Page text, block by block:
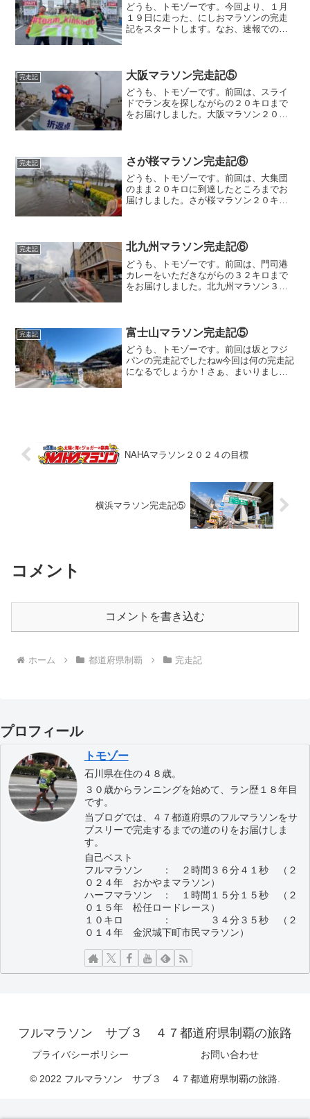
どうも、トモゾーです。今回より、１月
１９日に走った、にしおマラソンの完走
記をスタートします。なお、速報での結
であり、車で会場までは直...
完走記 大阪マラソン完走記⑤
どうも、トモゾーです。前回は、スライ
ドでラン友を探しながらの２０キロまで
をお届けしました。大阪マラソン２０キ
いるかまで分からなかった...
完走記 さが桜マラソン完走記⑥
どうも、トモゾーです。前回は、大集団
のまま２０キロに到達したところまでお
届けしました。さが桜マラソン２０キ
が、一人はペースを上げて前に...
完走記 北九州マラソン完走記⑥
どうも、トモゾーです。前回は、門司港
カレーをいただきながらの３２キロまで
をお届けしました。北九州マラソン３２
があるかわかりません。後...
完走記 富士山マラソン完走記⑤
どうも、トモゾーです。前回は坂とフジ
パンの完走記でしたねw今回は何の完走記
になるでしょうか！さぁ、まいりましょ
NAHAマラソン２０２４の目標
横浜マラソン完走記⑤
コメント
コメントを書き込む
ホーム 都道府県制覇 完走記
プロフィール
トモゾー
石川県在住の４８歳。
３０歳からランニングを始めて、ラン歴１８年目
です。
当ブログでは、４７都道府県のフルマラソンをサ
ブスリーで完走するまでの道のりをお届けしま
す。
自己ベスト
フルマラソン ： ２時間３６分４１秒 （２
０２４年 おかやまマラソン）
ハーフマラソン ： １時間１５分１５秒 （２
０１５年 松任ロードレース）
１０キロ ： ３４分３５秒 （２
０１４年 金沢城下町市民マラソン）
フルマラソン サブ３ ４７都道府県制覇の旅路
プライバシーポリシー お問い合わせ
© 2022 フルマラソン サブ３ ４７都道府県制覇の旅路.